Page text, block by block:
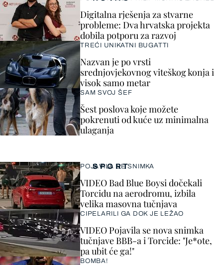
SPORT
POJAVILA SE SNIMKA
VIDEO Bad Blue Boysi dočekali
Torcidu na aerodromu, izbila
velika masovna tučnjava
CIPELARILI GA DOK JE LEŽAO
VIDEO Pojavila se nova snimka
tučnjave BBB-a i Torcide: "Je*ote,
pa ubit će ga!"
BOMBA!
Digitalna rješenja za stvarne
probleme: Dva hrvatska projekta
dobila potporu za razvoj
TREĆI UNIKATNI BUGATTI
Nazvan je po vrsti
srednjovjekovnog viteškog konja i
visok samo metar
SAM SVOJ ŠEF
Šest poslova koje možete
pokrenuti od kuće uz minimalna
ulaganja